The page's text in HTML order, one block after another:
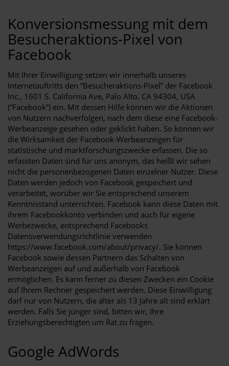
Konversionsmessung mit dem
Besucheraktions-Pixel von
Facebook
Mit Ihrer Einwilligung setzen wir innerhalb unseres
Internetauftritts den “Besucheraktions-Pixel” der Facebook
Inc., 1601 S. California Ave, Palo Alto, CA 94304, USA
(“Facebook”) ein. Mit dessen Hilfe können wir die Aktionen
von Nutzern nachverfolgen, nach dem diese eine Facebook-
Werbeanzeige gesehen oder geklickt haben. So können wir
die Wirksamkeit der Facebook-Werbeanzeigen für
statistische und marktforschungszwecke erfassen. Die so
erfassten Daten sind für uns anonym, das heißt wir sehen
nicht die personenbezogenen Daten einzelner Nutzer. Diese
Daten werden jedoch von Facebook gespeichert und
verarbeitet, worüber wir Sie entsprechend unserem
Kenntnisstand unterrichten. Facebook kann diese Daten mit
ihrem Facebookkonto verbinden und auch für eigene
Werbezwecke, entsprechend Facebooks
Datensverwendungsrichtlinie verwenden
https://www.facebook.com/about/privacy/. Sie können
Facebook sowie dessen Partnern das Schalten von
Werbeanzeigen auf und außerhalb von Facebook
ermöglichen. Es kann ferner zu diesen Zwecken ein Cookie
auf Ihrem Rechner gespeichert werden. Diese Einwilligung
darf nur von Nutzern, die älter als 13 Jahre alt sind erklärt
werden. Falls Sie jünger sind, bitten wir, Ihre
Erziehungsberechtigten um Rat zu fragen.
Google AdWords